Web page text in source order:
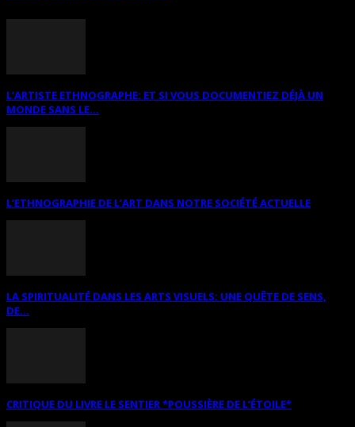
L’ARTISTE ETHNOGRAPHE: ET SI VOUS DOCUMENTIEZ DÉJÀ UN
MONDE SANS LE...
L’ETHNOGRAPHIE DE L’ART DANS NOTRE SOCIÉTÉ ACTUELLE
LA SPIRITUALITÉ DANS LES ARTS VISUELS: UNE QUÊTE DE SENS,
DE...
CRITIQUE DU LIVRE LE SENTIER *POUSSIÈRE DE L’ÉTOILE*